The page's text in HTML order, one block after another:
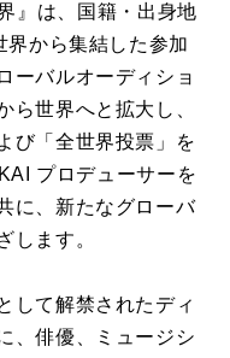
』は、国籍・出身地
界から集結した参加
ーバルオーディショ
ら世界へと拡大し、
び「全世界投票」を
プロデューサーを
に、新たなグローバ
します。
して解禁されたディ
、俳優、ミュージシ